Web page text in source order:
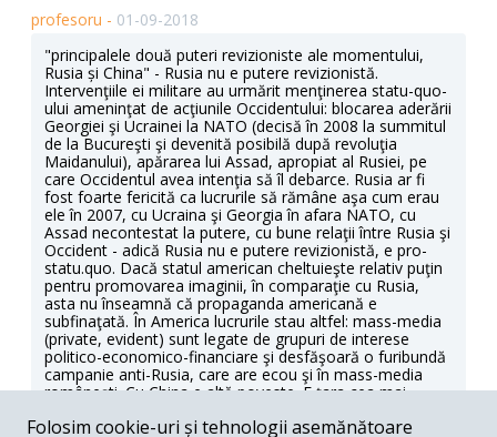
profesoru - 01-09-2018
"prin­cipalele două puteri re­vizioniste ale momentului,
Rusia și China" - Rusia nu e putere revizionistă.
Intervenţiile ei militare au urmărit menţinerea statu-quo-
ului ameninţat de acţiunile Occidentului: blocarea aderării
Georgiei şi Ucrainei la NATO (decisă în 2008 la summitul
de la Bucureşti şi devenită posibilă după revoluţia
Maidanului), apărarea lui Assad, apropiat al Rusiei, pe
care Occidentul avea intenţia să îl debarce. Rusia ar fi
fost foarte fericită ca lucrurile să rămâne aşa cum erau
ele în 2007, cu Ucraina şi Georgia în afara NATO, cu
Assad necontestat la putere, cu bune relaţii între Rusia şi
Occident - adică Rusia nu e putere revizionistă, e pro-
statu.quo. Dacă statul american cheltuieşte relativ puţin
pentru promovarea imaginii, în comparaţie cu Rusia,
asta nu înseamnă că propaganda americană e
subfinaţată. În America lucrurile stau altfel: mass-media
(private, evident) sunt legate de grupuri de interese
politico-economico-financiare şi desfăşoară o furibundă
campanie anti-Rusia, care are ecou şi în mass-media
româneşti. Cu China e altă poveste. E ţara cea mai
ca PIB PPP. Evident, China încercă să-şi mărescă
Folosim cookie-uri și tehnologii asemănătoare